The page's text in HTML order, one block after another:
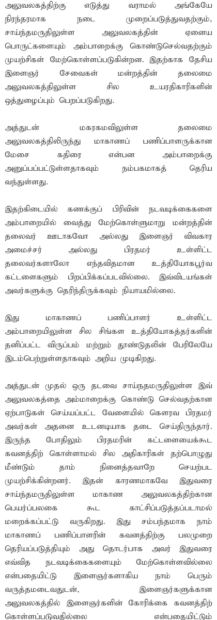
அலுவலகத்திற்கு எடுத்து வராமல் அங்கேயே
நிரந்தரமாக நடை முறைப்படுத்துவதற்கும்,
சாய்ந்தமருதிலுள்ள அலுவலகத்தின் ஏனைய
பொருட்களையும் அம்பாறைக்கு கொண்டுசெல்வதற்கும்
முயற்சிகள் மேற்கொள்ளப்படுகின்றன. இதற்காக தேசிய
இளைஞர் சேவைகள் மன்றத்தின் தலைமை
அலுவலகத்திலுள்ள சில உயரதிகாரிகளின்
ஒத்துழைப்பும் பெறப்படுகிறது.
அத்துடன் மகரகமவிலுள்ள தலைமை
அலுவலகத்திலிருந்து மாகாணப் பணிப்பாளருக்கான
மேசை கதிரை என்பன அம்பாறைக்கு
அனுப்பப்பட்டுள்ளதாகவும் நம்பகமாகத் தெரிய
வந்துள்ளது.
இதற்கிடையில் கணக்குப் பிரிவின் நடவடிக்கைகளை
அம்பாறையில் வைத்து மேற்கொள்ளுமாறு மன்றத்தின்
தலைவர் ஊடாகவோ அல்லது இளைஞர் விவகார
அமைச்சர் அல்லது பிரதமர் உள்ளிட்ட
தலைவர்களாலோ எந்தவிதமான உத்தியோகபூர்வ
கட்டளைகளும் பிறப்பிக்கப்படவில்லை. இவ்விடயங்கள்
அவர்களுக்கு தெரிந்திருக்கவும் நியாயமில்லை.
இது மாகாணப் பணிப்பாளர் உள்ளிட்ட
அம்பாறையிலுள்ள சில சிங்கள உத்தியோகத்தர்களின்
தனிப்பட்ட விருப்பம் மற்றும் தூண்டுதலின் பேரிலேயே
இடம்பெற்றுள்ளதாகவும் அறிய முடிகிறது.
அத்துடன் முதல் ஒரு தடவை சாய்நதமருதிலுள்ள இவ்
அலுவலகத்தை அம்மாறைக்கு கொண்டு செல்வதற்கான
ஏற்பாடுகள் செய்யப்பட்ட வேளையில் கௌரவ பிரதமர்
அவர்கள் அதனை உடனடியாக தடை செய்திருந்தார்.
இருந்த போதிலும் பிரதமரின் கட்டளையைக்கூட
கவனத்திற் கொள்ளாமல் சில அதிகாரிகள் தற்பொழுது
மீண்டும் தாம் நினைத்தவாறே செயற்பட
முயற்சிக்கின்றனர். இதன் காரணமாகவே இதுவரை
சாய்ந்தமருதிலுள்ள மாகாண அலுவலகத்திற்கான
பெயர்ப்பலகை கூட காட்சிப்படுத்தப்படாமல்
மறைக்கப்பட்டு வருகிறது. இது சம்பந்தமாக நாம்
மாகாணப் பணிப்பாளரின் கவனத்திற்கு பலமுறை
தெரியப்படுத்தியும் அது தொடர்பாக அவர் இதுவரை
எவ்வித நடவடிக்கைகளையும் மேற்கொள்ளவில்லை
என்பதையிட்டு இளைஞர்களாகிய நாம் பெரும்
வருத்தமடைவதுடன், இளைஞர்களுக்கான
அலுவலகத்தில் இளைஞர்களின் கோரிக்கை கவனத்திற்
கொள்ளப்படுவதில்லை என்பதையிட்டும்